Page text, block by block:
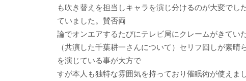
も吹き替えを担当しキャラを演じ分けるのが大変で
ていました。賛否両
論でオンエアするたびにテレビ局にクレームがきてい
（共演した千葉耕一さんについて）セリフ回しが素
を演じている事が大方で
すが本人も独特な雰囲気を持っており催眠術が使え